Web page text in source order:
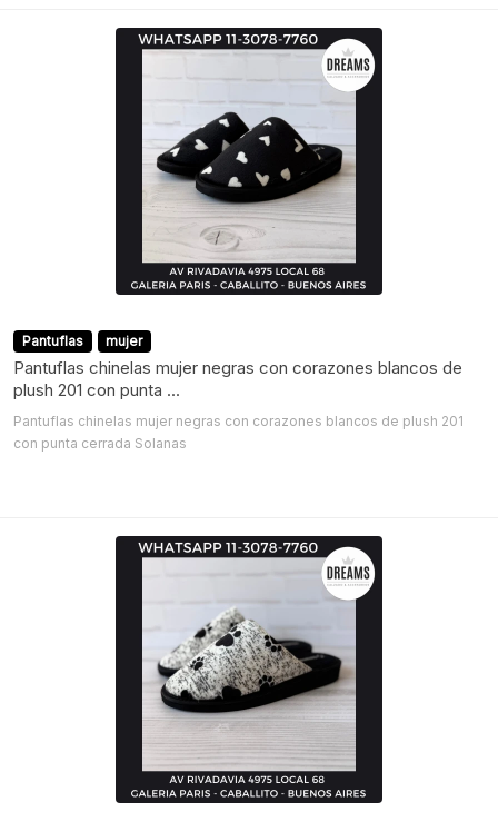
Pantuflas mujer
Pantuflas chinelas mujer negras con corazones blancos de
plush 201 con punta ...
Pantuflas chinelas mujer negras con corazones blancos de plush 201
con punta cerrada Solanas